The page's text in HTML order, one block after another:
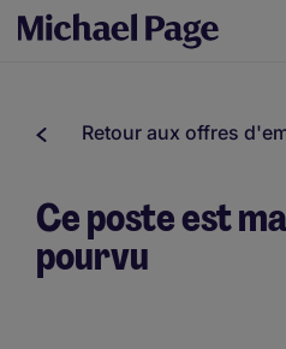
Retour aux offres
Ce poste est
pourvu